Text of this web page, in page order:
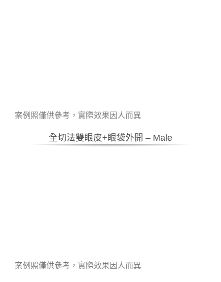
案例照僅供參考，實際效果因人而異
全切法雙眼皮+眼袋外開 – Male
案例照僅供參考，實際效果因人而異